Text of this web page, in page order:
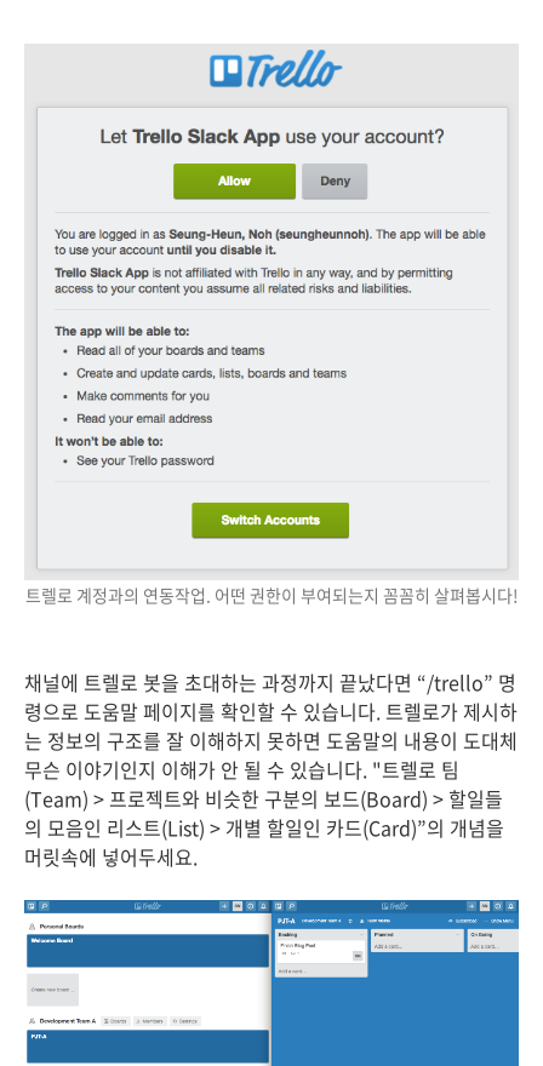
트렐로 계정과의 연동작업. 어떤 권한이 부여되는지 꼼꼼히 살펴봅시다!
채널에 트렐로 봇을 초대하는 과정까지 끝났다면 “/trello” 명
령으로 도움말 페이지를 확인할 수 있습니다. 트렐로가 제시하
는 정보의 구조를 잘 이해하지 못하면 도움말의 내용이 도대체
무슨 이야기인지 이해가 안 될 수 있습니다. "트렐로 팀
(Team) > 프로젝트와 비슷한 구분의 보드(Board) > 할일들
의 모음인 리스트(List) > 개별 할일인 카드(Card)”의 개념을
머릿속에 넣어두세요.